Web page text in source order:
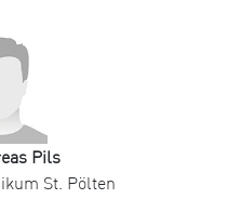
Pils
St. Pölten